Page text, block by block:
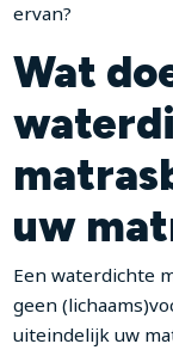
ervan?
Wat
uw
Een waterdichte
geen
uiteindelijk uw